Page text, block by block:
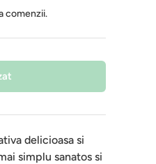
comenzii.
delicioasa si
simplu sanatos si